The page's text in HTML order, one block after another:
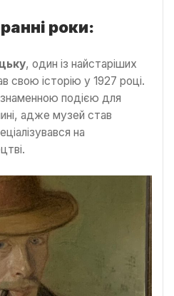
роки:
, один із найстаріших
свою історію у 1927 році.
подією для
адже музей став
на